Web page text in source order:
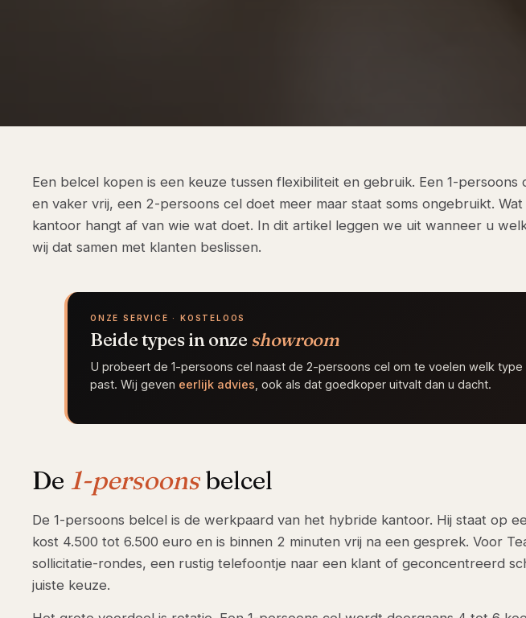
Een belcel kopen is een keuze tussen flexibiliteit en gebruik. Een 1-persoons
en vaker vrij, een 2-persoons cel doet meer maar staat soms ongebruikt.
kantoor hangt af van wie wat doet. In dit artikel leggen we uit wanneer u
wij dat samen met klanten beslissen.
ONZE SERVICE · KOSTELOOS
Beide types in onze showroom
U probeert de 1-persoons cel naast de 2-persoons cel om te voelen welk
past. Wij geven eerlijk advies , ook als dat goedkoper uitvalt dan u dacht.
De 1-persoonsbelcel
De 1-persoons belcel is de werkpaard van het hybride kantoor. Hij staat op
kost 4.500 tot 6.500 euro en is binnen 2 minuten vrij na een gesprek. Voor
sollicitatie-rondes, een rustig telefoontje naar een klant of geconcentreerd
juiste keuze.